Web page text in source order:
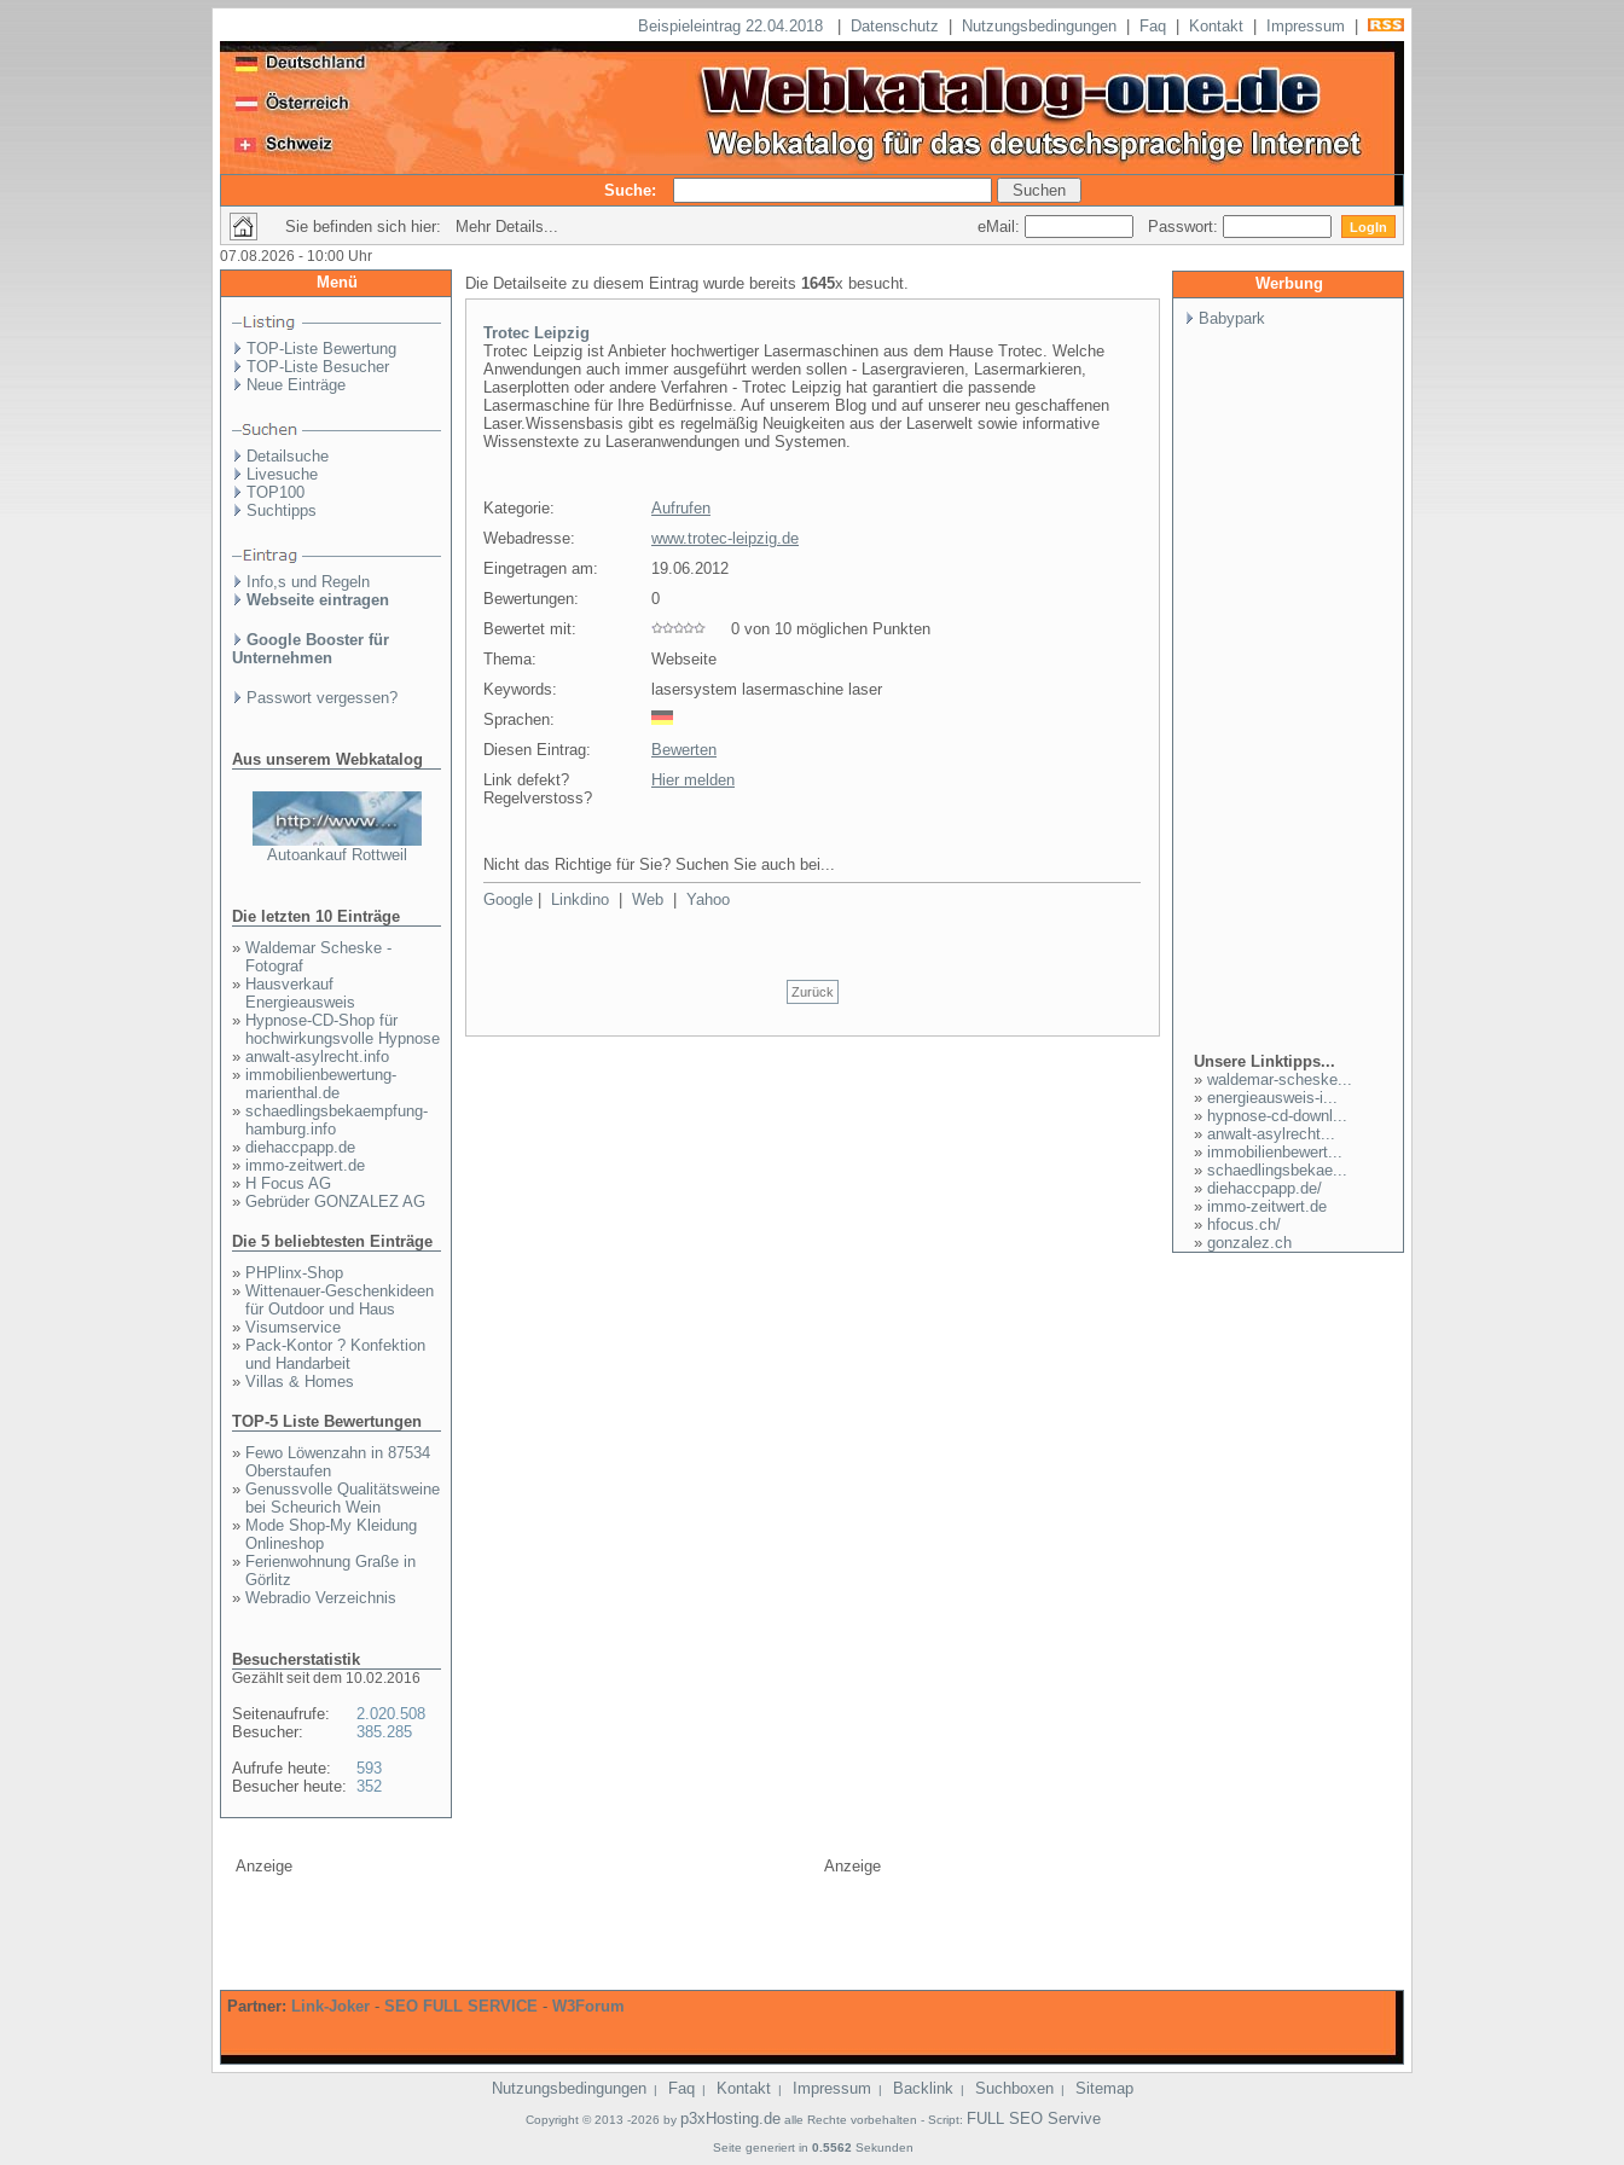
Beispieleintrag 22.04.2018 Datenschutz Nutzungsbedingungen Faq Kontakt Impressum
Suche:
Sie befinden sich hier: Mehr Details...
eMail: Passwort:
07.08.2026 - 10:00 Uhr
Menü
TOP-Liste Bewertung
TOP-Liste Besucher
Neue Einträge
Detailsuche
Livesuche
TOP100
Suchtipps
Info,s und Regeln
Webseite eintragen
Google Booster für
Unternehmen
Passwort vergessen?
Aus unserem Webkatalog
Autoankauf Rottweil
Die letzten 10 Einträge
» Waldemar Scheske -
Fotograf
» Hausverkauf
Energieausweis
» Hypnose-CD-Shop für
hochwirkungsvolle Hypnose
» anwalt-asylrecht.info
» immobilienbewertung-
marienthal.de
» schaedlingsbekaempfung-
hamburg.info
» diehaccpapp.de
» immo-zeitwert.de
» H Focus AG
» Gebrüder GONZALEZ AG
Die 5 beliebtesten Einträge
» PHPlinx-Shop
» Wittenauer-Geschenkideen
für Outdoor und Haus
» Visumservice
» Pack-Kontor ? Konfektion
und Handarbeit
» Villas & Homes
TOP-5 Liste Bewertungen
» Fewo Löwenzahn in 87534
Oberstaufen
» Genussvolle Qualitätsweine
bei Scheurich Wein
» Mode Shop-My Kleidung
Onlineshop
» Ferienwohnung Graße in
Görlitz
» Webradio Verzeichnis
Besucherstatistik
Gezählt seit dem 10.02.2016
Seitenaufrufe:
Besucher:
Aufrufe heute:
Besucher heute:
2.020.508
385.285
593
352
Die Detailseite zu diesem Eintrag wurde bereits 1645x besucht.
Trotec Leipzig
Trotec Leipzig ist Anbieter hochwertiger Lasermaschinen aus dem Hause Trotec. Welche
Anwendungen auch immer ausgeführt werden sollen - Lasergravieren, Lasermarkieren,
Laserplotten oder andere Verfahren - Trotec Leipzig hat garantiert die passende
Lasermaschine für Ihre Bedürfnisse. Auf unserem Blog und auf unserer neu geschaffenen
Laser.Wissensbasis gibt es regelmäßig Neuigkeiten aus der Laserwelt sowie informative
Wissenstexte zu Laseranwendungen und Systemen.
Kategorie:
Aufrufen
Webadresse:
www.trotec-leipzig.de
Eingetragen am:
19.06.2012
Bewertungen:
0
Bewertet mit:
0 von 10 möglichen Punkten
Thema:
Webseite
Keywords:
lasersystem lasermaschine laser
Sprachen:
Diesen Eintrag:
Bewerten
Link defekt?
Regelverstoss?
Hier melden
Nicht das Richtige für Sie? Suchen Sie auch bei...
Google
Linkdino Web Yahoo
Zurück
Werbung
Babypark
Unsere Linktipps...
» waldemar-scheske...
» energieausweis-i...
» hypnose-cd-downl...
» anwalt-asylrecht...
» immobilienbewert...
» schaedlingsbekae...
» diehaccpapp.de/
» immo-zeitwert.de
» hfocus.ch/
» gonzalez.ch
Anzeige Anzeige
Partner: Link-Joker - SEO FULL SERVICE - W3Forum
Nutzungsbedingungen | Faq | Kontakt | Impressum | Backlink | Suchboxen | Sitemap
Copyright © 2013 -2026 by p3xHosting.dealle Rechte vorbehalten - Script: FULL SEO Servive
Seite generiert in 0.5562 Sekunden